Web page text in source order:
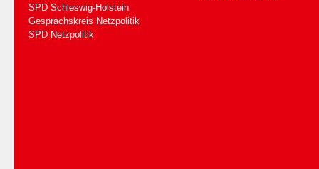
SPD Schleswig-Holstein
Gesprächskreis Netzpolitik
SPD Netzpolitik